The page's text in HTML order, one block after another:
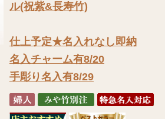
ル(祝紫&長寿竹)
仕上予定★名入れなし即納
名入チャーム有8/20
手彫り名入有8/29